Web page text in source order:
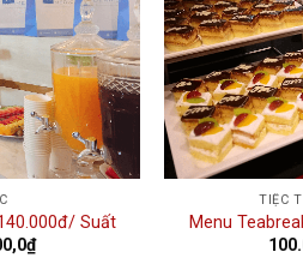
Suất
₫
TIỆC
Menu